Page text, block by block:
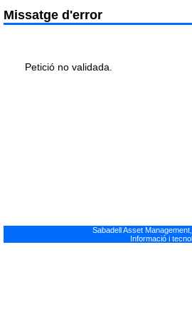
Missatge d'error
Petició no validada.
Sabadell Asset
Informació i